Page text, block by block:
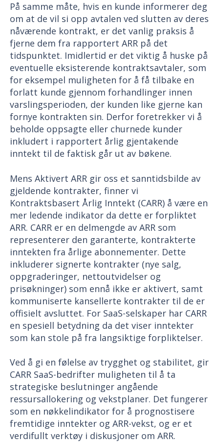
På samme måte, hvis en kunde informerer deg
om at de vil si opp avtalen ved slutten av deres
nåværende kontrakt, er det vanlig praksis å
fjerne dem fra rapportert ARR på det
tidspunktet. Imidlertid er det viktig å huske på
eventuelle eksisterende kontraktsavtaler, som
for eksempel muligheten for å få tilbake en
forlatt kunde gjennom forhandlinger innen
varslingsperioden, der kunden like gjerne kan
fornye kontrakten sin. Derfor foretrekker vi å
beholde oppsagte eller churnede kunder
inkludert i rapportert årlig gjentakende
inntekt til de faktisk går ut av bøkene.
Mens Aktivert ARR gir oss et sanntidsbilde av
gjeldende kontrakter, finner vi
Kontraktsbasert Årlig Inntekt (CARR) å være en
mer ledende indikator da dette er forpliktet
ARR. CARR er en delmengde av ARR som
representerer den garanterte, kontrakterte
inntekten fra årlige abonnementer. Dette
inkluderer signerte kontrakter (nye salg,
oppgraderinger, nettoutvidelser og
prisøkninger) som ennå ikke er aktivert, samt
kommuniserte kansellerte kontrakter til de er
offisielt avsluttet. For SaaS-selskaper har CARR
en spesiell betydning da det viser inntekter
som kan stole på fra langsiktige forpliktelser.
Ved å gi en følelse av trygghet og stabilitet, gir
CARR SaaS-bedrifter muligheten til å ta
strategiske beslutninger angående
ressursallokering og vekstplaner. Det fungerer
som en nøkkelindikator for å prognostisere
fremtidige inntekter og ARR-vekst, og er et
verdifullt verktøy i diskusjoner om ARR.